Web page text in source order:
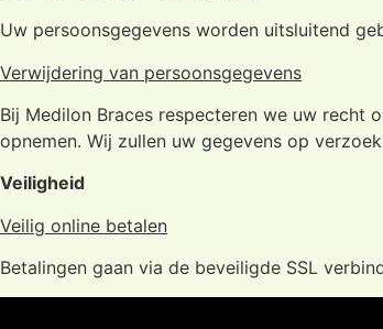
Uw persoonsgegevens worden uitsluitend
Verwijdering van persoonsgegevens
Bij Medilon Braces respecteren we uw recht
opnemen. Wij zullen uw gegevens op
Veiligheid
Veilig online betalen
Betalingen gaan via de beveiligde SSL